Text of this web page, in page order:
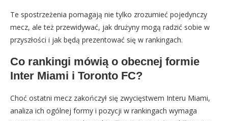
Te spostrzeżenia pomagają nie tylko zrozumieć pojedynczy
mecz, ale też przewidywać, jak drużyny mogą radzić sobie w
przyszłości i jak będą prezentować się w rankingach.
Co rankingi mówią o obecnej formie
Inter Miami i Toronto FC?
Choć ostatni mecz zakończył się zwycięstwem Interu Miami,
analiza ich ogólnej formy i pozycji w rankingach wymaga